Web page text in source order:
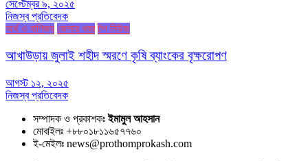
সেপ্টেম্বর ৯, ২০২৫
নিজস্ব প্রতিবেদক
অর্থ ও বাণিজ্য জেলার খবর টপ নিউজ
আখাউড়ায় জুলাই শহীদ স্মরণে কৃষি ব্যাংকের বৃক্ষরোপণ
আগস্ট ১২, ২০২৫
নিজস্ব প্রতিবেদক
সম্পাদক ও প্রকাশকঃইমামুল আহসান
মোবাইলঃ +৮৮০১৮১১৬৫৭৭৬০
ই-মেইলঃ news@prothomprokash.com